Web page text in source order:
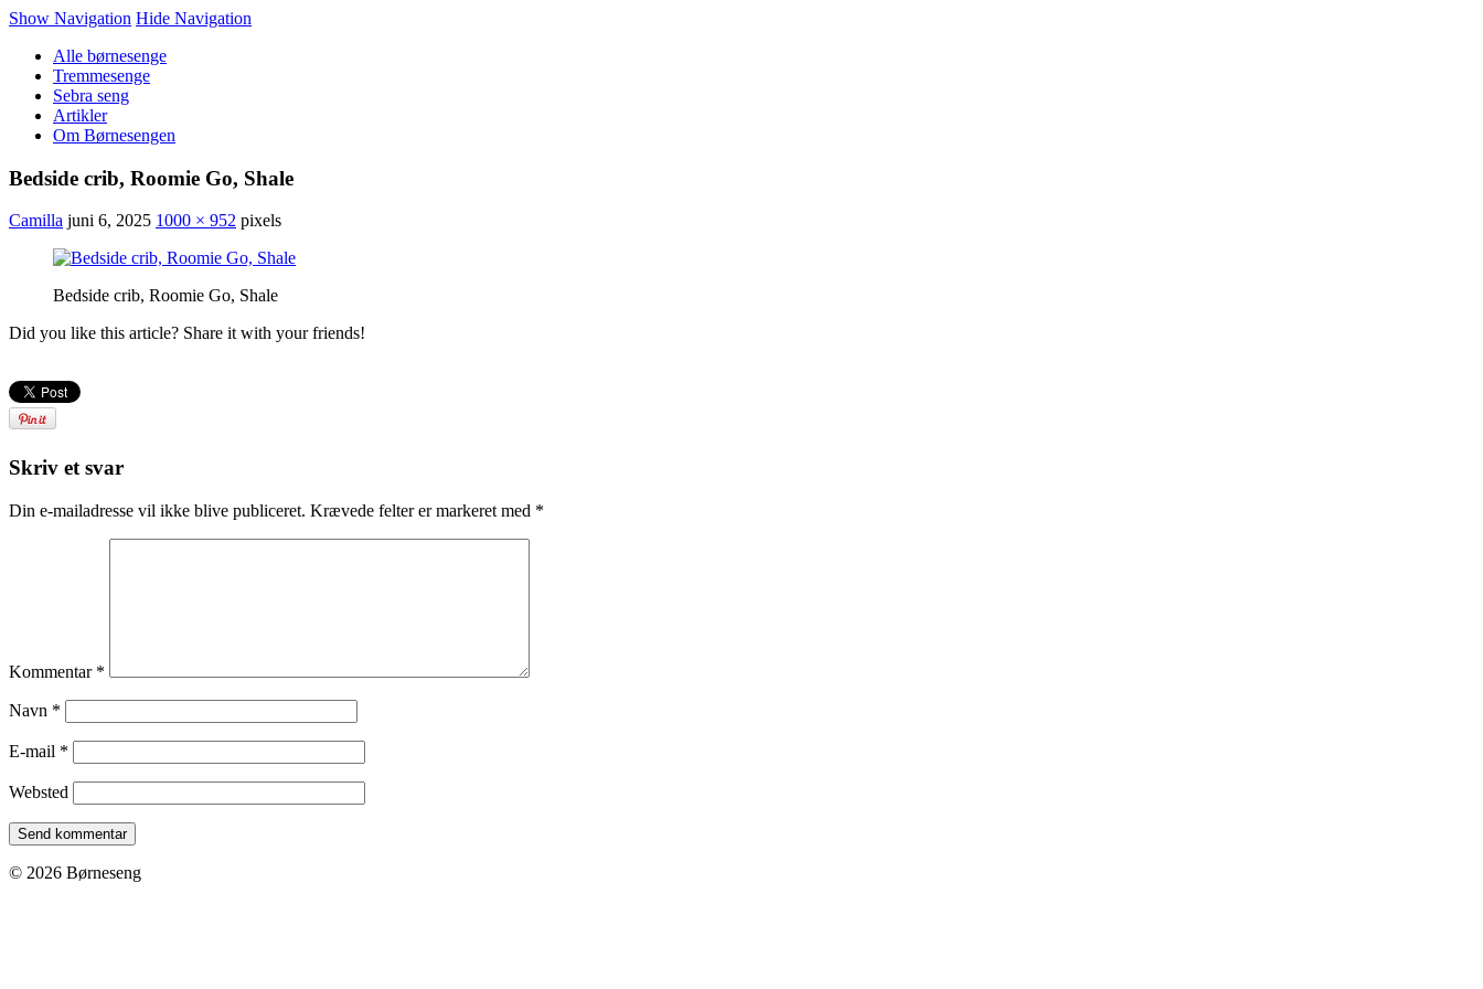
Show Navigation Hide Navigation
Alle børnesenge
Tremmesenge
Sebra seng
Artikler
Om Børnesengen
Bedside crib, Roomie Go, Shale
Camilla juni 6, 2025 1000 × 952 pixels
Bedside crib, Roomie Go, Shale
Did you like this article? Share it with your friends!
Skriv et svar
Din e-mailadresse vil ikke blive publiceret. Krævede felter er markeret med *
Kommentar *
Navn *
E-mail *
Websted
© 2026 Børneseng